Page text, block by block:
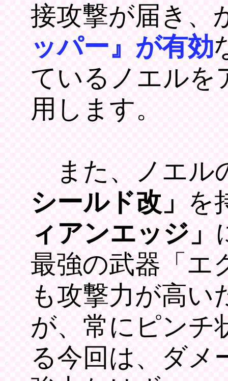
接攻撃が届き、
ッパー』が有効
ているノエルを
用します。
また、ノエル
シールド改」 を
ィアンエッジ」
最強の武器「エ
も攻撃力が高い
が、常にピンチ
る今回は、ダメ